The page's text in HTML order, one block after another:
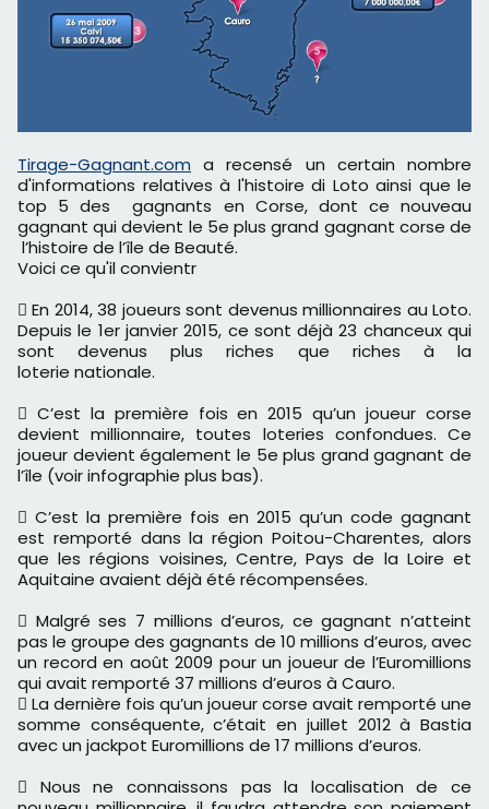
Tirage-Gagnant.com a recensé un certain nombre
d'informations relatives à l'histoire di Loto ainsi que le
top 5 des gagnants en Corse, dont ce nouveau
gagnant qui devient le 5e plus grand gagnant corse de
l’histoire de l’île de Beauté.
Voici ce qu'il convientr
 En 2014, 38 joueurs sont devenus millionnaires au Loto.
Depuis le 1er janvier 2015, ce sont déjà 23 chanceux qui
sont devenus plus riches que riches à la
loterie nationale.
 C’est la première fois en 2015 qu’un joueur corse
devient millionnaire, toutes loteries confondues. Ce
joueur devient également le 5e plus grand gagnant de
l’île (voir infographie plus bas).
 C’est la première fois en 2015 qu’un code gagnant
est remporté dans la région Poitou-Charentes, alors
que les régions voisines, Centre, Pays de la Loire et
Aquitaine avaient déjà été récompensées.
 Malgré ses 7 millions d’euros, ce gagnant n’atteint
pas le groupe des gagnants de 10 millions d’euros, avec
un record en août 2009 pour un joueur de l’Euromillions
qui avait remporté 37 millions d’euros à Cauro.
 La dernière fois qu’un joueur corse avait remporté une
somme conséquente, c’était en juillet 2012 à Bastia
avec un jackpot Euromillions de 17 millions d’euros.
 Nous ne connaissons pas la localisation de ce